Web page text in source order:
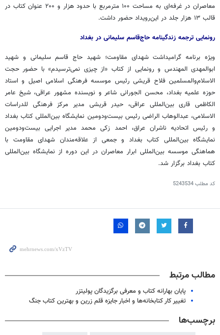
معاصران در غرفه‌ای به مساحت ۱۰۰ مترمربع با حدود هزار و ۲۰۰ عنوان کتاب در
قالب ۱۳ هزار جلد در این‌رویداد حضور داشت.
رونمایی ترجمه زندگینامه حاج‌قاسم سلیمانی در بغداد
ویژه برنامه گرامیداشت شهدای مقاومت؛ شهید حاج قاسم سلیمانی و شهید
ابوالمهدی المهندس و رونمایی از کتاب «از چیزی نمی‌ترسیدم» با حضور حجت
الاسلام‌والمسلمین فلاح قریشی رئیس موسسه فرهنگی اسلامی اصیل و استاد
حوزه علمیه بغداد، محسن الجورانی شاعر و نویسنده مشهور عراقی، شیخ عامر
الکاظمی قاری بین‌المللی عراقی، حیدر قریشی مدیر مرکز فرهنگی للدراسات
الاسلامی، عبدالوهاب الراضی رئیس بیست‌ودومین نمایشگاه بین‌المللی کتاب بغداد
و رئیس اتحادیه ناشران عراق، احمد زکی محمد مدیر اجرایی بیست‌ودومین
نمایشگاه بین‌المللی کتاب بغداد و جمعی از علاقه‌مندان شهدای مقاومت با
هماهنگی موسسه بین‌المللی ابرار معاصران در این دوره از نمایشگاه بین‌المللی
کتاب بغداد برگزار شد.
کد مطلب5243534
مطالب مرتبط
پایان بهارانه کتاب و معرفی برگزیدگان پولیتزر
تغییر کار کتابخانه‌ها و اخبار جایزه قلم زرین و بهترین کتاب جنگ
برچسب‌ها